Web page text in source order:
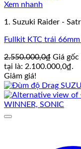
Xem nhanh
1. Suzuki Raider -
Fullkit KTC trái
2.550.000,0₫ Giá
tại là: 2.100.000,0₫.
Giảm giá!